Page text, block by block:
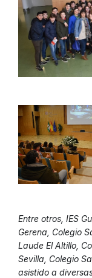
Entre otros, IES
Gerena, Colegio
Laude El Altillo,
Sevilla, Colegio
asistido a